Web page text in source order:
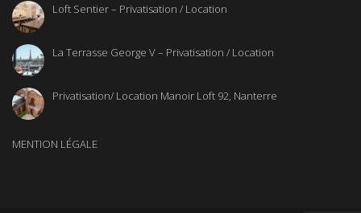
Loft Sentier – Privatisation / Location
La Terrasse George V – Privatisation / Location
Privatisation/ Location Manoir Loft 92, Nanterre
MENTION LÉGALE